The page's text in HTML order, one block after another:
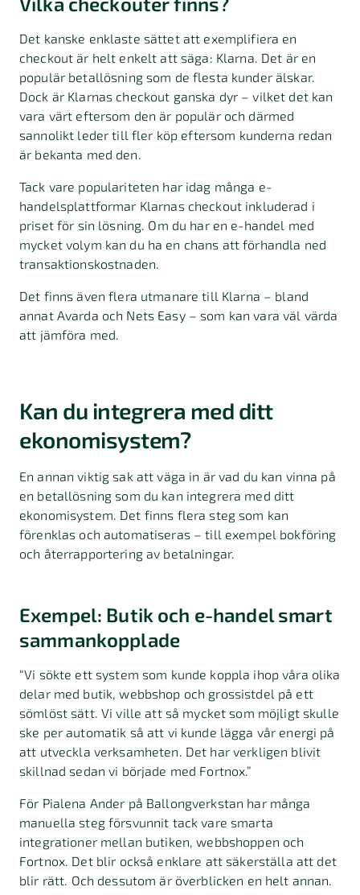
Det kanske enklaste sättet att exemplifiera en
checkout är helt enkelt att säga: Klarna. Det är en
populär betallösning som de flesta kunder älskar.
Dock är Klarnas checkout ganska dyr – vilket det kan
vara värt eftersom den är populär och därmed
sannolikt leder till fler köp eftersom kunderna redan
är bekanta med den.
Tack vare populariteten har idag många e-
handelsplattformar Klarnas checkout inkluderad i
priset för sin lösning. Om du har en e-handel med
mycket volym kan du ha en chans att förhandla ned
transaktionskostnaden.
Det finns även flera utmanare till Klarna – bland
annat Avarda och Nets Easy – som kan vara väl värda
att jämföra med.
Kan du integrera med ditt
ekonomisystem?
En annan viktig sak att väga in är vad du kan vinna på
en betallösning som du kan integrera med ditt
ekonomisystem. Det finns flera steg som kan
förenklas och automatiseras – till exempel bokföring
och återrapportering av betalningar.
Exempel: Butik och e-handel smart
sammankopplade
“Vi sökte ett system som kunde koppla ihop våra olika
delar med butik, webbshop och grossistdel på ett
sömlöst sätt. Vi ville att så mycket som möjligt skulle
ske per automatik så att vi kunde lägga vår energi på
att utveckla verksamheten. Det har verkligen blivit
skillnad sedan vi började med Fortnox.”
För Pialena Ander på Ballongverkstan har många
manuella steg försvunnit tack vare smarta
integrationer mellan butiken, webbshoppen och
Fortnox. Det blir också enklare att säkerställa att det
blir rätt. Och dessutom är överblicken en helt annan.